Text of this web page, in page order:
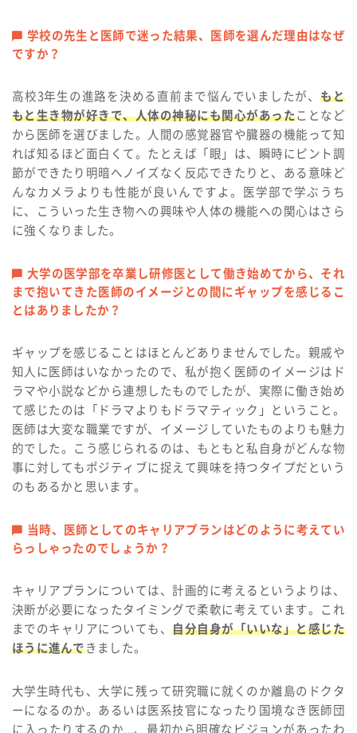
学校の先生と医師で迷った結果、医師を選んだ理由はなぜ
ですか？
高校3年生の進路を決める直前まで悩んでいましたが、 もと
もと生き物が好きで、人体の神秘にも関心があったことなど
から医師を選びました。人間の感覚器官や臓器の機能って知
れば知るほど面白くて。たとえば「眼」は、瞬時にピント調
節ができたり明暗へノイズなく反応できたりと、ある意味ど
んなカメラよりも性能が良いんですよ。医学部で学ぶうち
に、こういった生き物への興味や人体の機能への関心はさら
に強くなりました。
大学の医学部を卒業し研修医として働き始めてから、それ
まで抱いてきた医師のイメージとの間にギャップを感じるこ
とはありましたか？
ギャップを感じることはほとんどありませんでした。親戚や
知人に医師はいなかったので、私が抱く医師のイメージはド
ラマや小説などから連想したものでしたが、実際に働き始め
て感じたのは「ドラマよりもドラマティック」ということ。
医師は大変な職業ですが、イメージしていたものよりも魅力
的でした。こう感じられるのは、もともと私自身がどんな物
事に対してもポジティブに捉えて興味を持つタイプだという
のもあるかと思います。
当時、医師としてのキャリアプランはどのように考えてい
らっしゃったのでしょうか？
キャリアプランについては、計画的に考えるというよりは、
決断が必要になったタイミングで柔軟に考えています。これ
までのキャリアについても、自分自身が「いいな」と感じた
ほうに進んできました。
大学生時代も、大学に残って研究職に就くのか離島のドクタ
ーになるのか。あるいは医系技官になったり国境なき医師団
に入ったりするのか...、最初から明確なビジョンがあったわ